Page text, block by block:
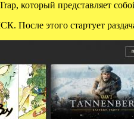
который представляет
После этого стартует